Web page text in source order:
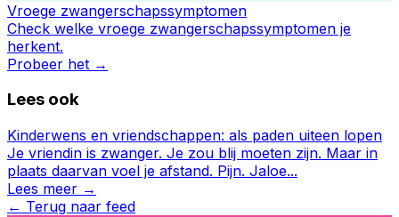
Vroege zwangerschapssymptomen
Check welke vroege zwangerschapssymptomen je
herkent.
Probeer het →
Lees ook
Kinderwens en vriendschappen: als paden uiteen lopen
Je vriendin is zwanger. Je zou blij moeten zijn. Maar in
plaats daarvan voel je afstand. Pijn. Jaloe...
Lees meer →
← Terug naar feed